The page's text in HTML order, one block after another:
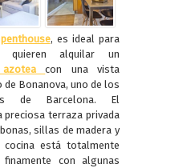
, es ideal para
quieren alquilar un
azoteacon una vista
Bonanova, uno de los
de Barcelona. El
preciosa terraza privada
sillas de madera y
está totalmente
con algunas